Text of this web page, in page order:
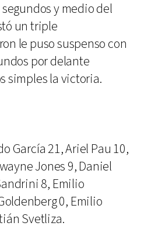
y medio del
un triple
le puso suspenso con
por delante
simples la victoria.
García 21, Ariel Pau 10,
Jones 9, Daniel
8, Emilio
0, Emilio
Svetliza.